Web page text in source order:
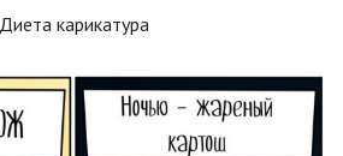
Диета карикатура